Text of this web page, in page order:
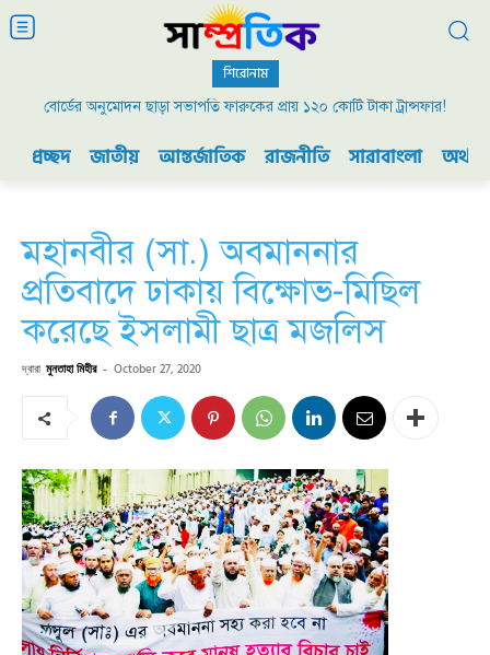
শিরোনাম
বোর্ডের অনুমোদন ছাড়া সভাপতি ফারুকের প্রায় ১২০ কোটি টাকা ট্রান্সফার!
প্রচ্ছদ জাতীয় আন্তর্জাতিক রাজনীতি সারাবাংলা
মহানবীর (সা.) অবমাননার
প্রতিবাদে ঢাকায় বিক্ষোভ-মিছিল
করেছে ইসলামী ছাত্র মজলিস
দ্বারা মুনতাহা মিহীর - October 27, 2020